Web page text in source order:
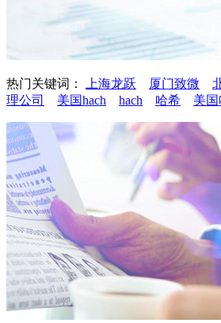
热门关键词： 上海龙跃 厦门致微
理公司
美国hach hach 哈希 美